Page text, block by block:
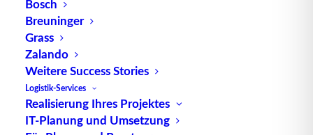
Bosch
Breuninger
Grass
Zalando
Weitere Success Stories
Logistik-Services
Realisierung Ihres Projektes
IT-Planung und Umsetzung
TUP GmbH & Co. KG
Die kombinierbare Lagerverwaltungs-Software von